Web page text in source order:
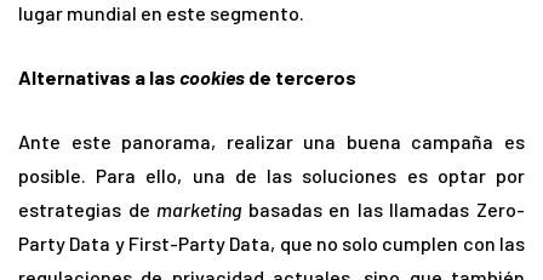
lugar mundial en este segmento.
Alternativas a las cookies de terceros
Ante este panorama, realizar una buena campaña es
posible. Para ello, una de las soluciones es optar por
estrategias de marketing basadas en las llamadas Zero-
Party Data y First-Party Data, que no solo cumplen con las